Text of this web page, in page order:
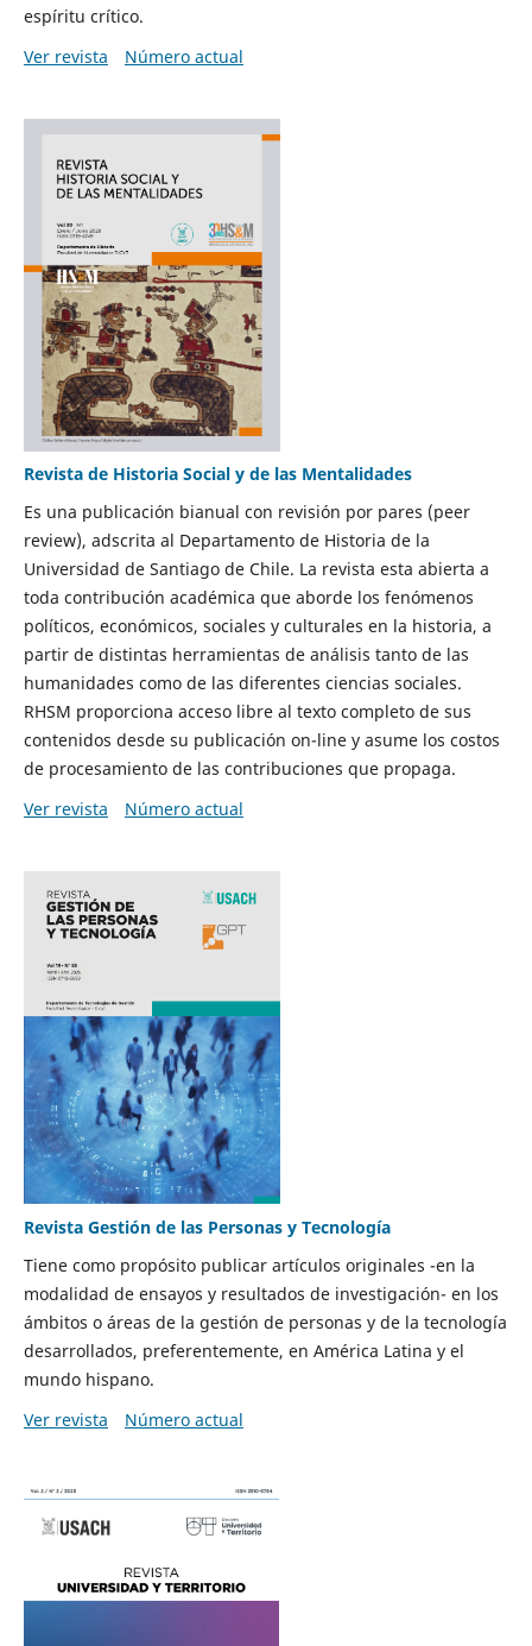
espíritu crítico.
Ver revista
Número actual
Revista de Historia Social y de las Mentalidades
Es una publicación bianual con revisión por pares (peer
review), adscrita al Departamento de Historia de la
Universidad de Santiago de Chile. La revista esta abierta a
toda contribución académica que aborde los fenómenos
políticos, económicos, sociales y culturales en la historia, a
partir de distintas herramientas de análisis tanto de las
humanidades como de las diferentes ciencias sociales.
RHSM proporciona acceso libre al texto completo de sus
contenidos desde su publicación on-line y asume los costos
de procesamiento de las contribuciones que propaga.
Ver revista
Número actual
Revista Gestión de las Personas y Tecnología
Tiene como propósito publicar artículos originales -en la
modalidad de ensayos y resultados de investigación- en los
ámbitos o áreas de la gestión de personas y de la tecnología
desarrollados, preferentemente, en América Latina y el
mundo hispano.
Ver revista
Número actual